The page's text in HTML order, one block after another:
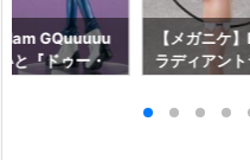
GQuuuuu
と『ドゥー・
【メガニケ
ラディアン
約【フリー